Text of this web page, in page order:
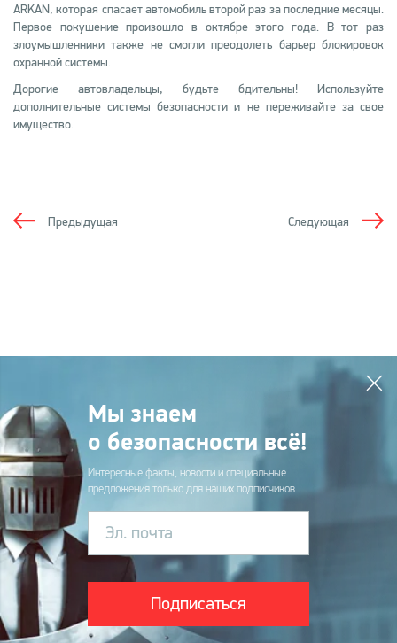
ARKAN, которая спасает автомобиль второй раз за последние месяцы.
Первое покушение произошло в октябре этого года. В тот раз
злоумышленники также не смогли преодолеть барьер блокировок
охранной системы.
Дорогие автовладельцы, будьте бдительны! Используйте
дополнительные системы безопасности и не переживайте за свое
имущество.
Следующая
Предыдущая
Мы знаем
о безопасности всё!
Интересные факты, новости и специальные
предложения только для наших подписчиков.
Эл. почта
Подписаться